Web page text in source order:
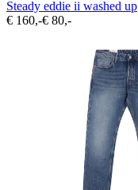
Steady eddie ii washed up
€ 160,-€ 80,-